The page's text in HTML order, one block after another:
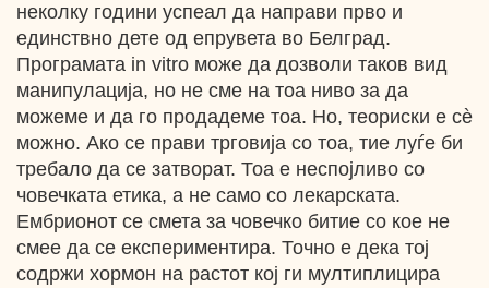
неколку години успеал да направи прво и
единствно дете од епрувета во Белград.
Програмата in vitro може да дозволи таков вид
манипулација, но не сме на тоа ниво за да
можеме и да го продадеме тоа. Но, теориски е cѐ
можно. Ако се прави трговија со тоа, тие луѓе би
требало да се затворат. Тоа е неспојливо со
човечката етика, а не само со лекарската.
Ембрионот се смета за човечко битие со кое не
смее да се експериментира. Точно е дека тој
содржи хормон на растот кој ги мултиплицира